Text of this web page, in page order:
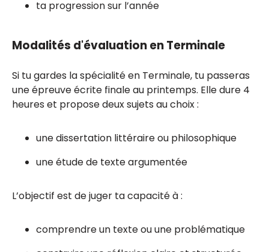
ta progression sur l’année
Modalités d'évaluation en Terminale
Si tu gardes la spécialité en Terminale, tu passeras
une épreuve écrite finale au printemps. Elle dure 4
heures et propose deux sujets au choix :
une dissertation littéraire ou philosophique
une étude de texte argumentée
L’objectif est de juger ta capacité à :
comprendre un texte ou une problématique